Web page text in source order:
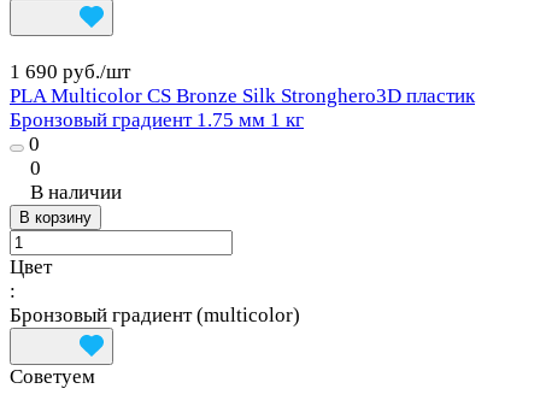
1 690 руб./шт
PLA Multicolor CS Bronze Silk Stronghero3D пластик
Бронзовый градиент 1.75 мм 1 кг
0
0
В наличии
В корзину
Цвет
:
Бронзовый градиент (multicolor)
Советуем